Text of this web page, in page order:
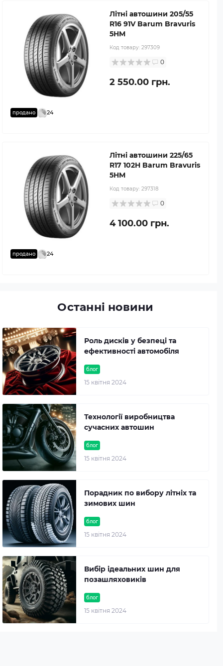
продано 24
Літні автошини 205/55
R16 91V Barum Bravuris
5HM
Код товару: 297309
0
2 550.00 грн.
продано 24
Літні автошини 225/65
R17 102H Barum Bravuris
5HM
Код товару: 297318
0
4 100.00 грн.
Останні новини
блог
15 квітня 2024
Роль дисків у безпеці та
ефективності автомобіля
блог
15 квітня 2024
Технології виробництва
сучасних автошин
блог
15 квітня 2024
Порадник по вибору літніх та
зимових шин
блог
15 квітня 2024
Вибір ідеальних шин для
позашляховиків